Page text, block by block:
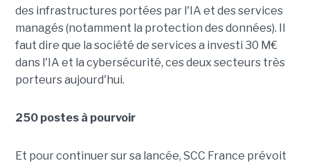
des infrastructures portées par l'IA et des services
managés (notamment la protection des données). Il
faut dire que la société de services a investi 30 M€
dans l'IA et la cybersécurité, ces deux secteurs très
porteurs aujourd'hui.
250 postes à pourvoir
Et pour continuer sur sa lancée, SCC France prévoit